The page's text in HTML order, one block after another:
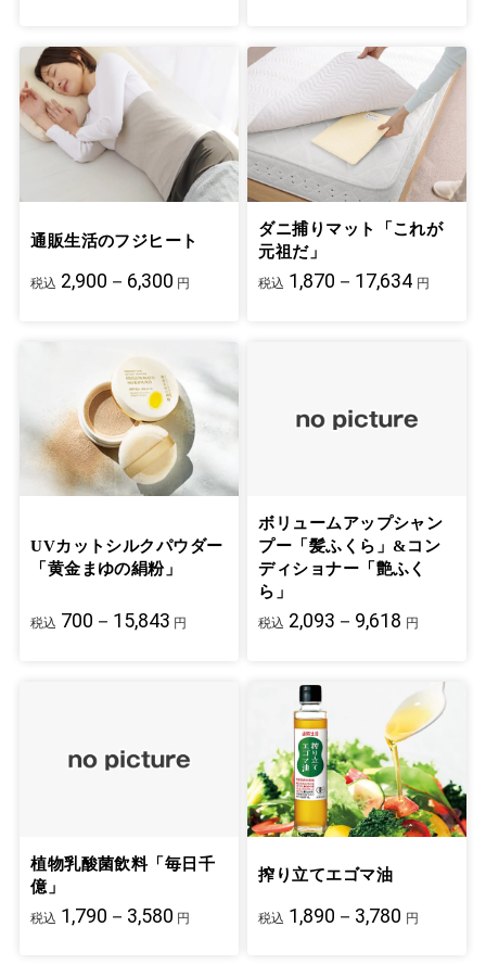
通販生活のフジヒート
税込 2,900－6,300 円
ダニ捕りマット「これが
元祖だ」
税込 1,870－17,634 円
UVカットシルクパウダー
「黄金まゆの絹粉」
税込 700－15,843 円
ボリュームアップシャン
プー「髪ふくら」&コン
ディショナー「艶ふく
ら」
税込 2,093－9,618 円
植物乳酸菌飲料「毎日千
億」
税込 1,790－3,580 円
搾り立てエゴマ油
税込 1,890－3,780 円